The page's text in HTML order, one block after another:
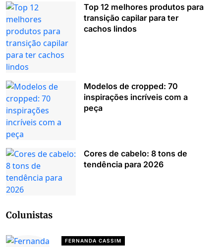
Top 12 melhores produtos para
transição capilar para ter
cachos lindos
Modelos de cropped: 70
inspirações incríveis com a
peça
Cores de cabelo: 8 tons de
tendência para 2026
Colunistas
FERNANDA CASSIM